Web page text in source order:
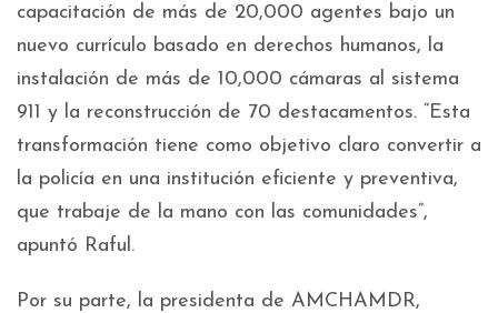
capacitación de más de 20,000 agentes bajo un
nuevo currículo basado en derechos humanos, la
instalación de más de 10,000 cámaras al sistema
911 y la reconstrucción de 70 destacamentos. “Esta
transformación tiene como objetivo claro convertir a
la policía en una institución eficiente y preventiva,
que trabaje de la mano con las comunidades”,
apuntó Raful.
Por su parte, la presidenta de AMCHAMDR,